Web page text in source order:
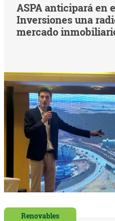
ASPA anticipará en
Inversiones una
mercado
Renovables